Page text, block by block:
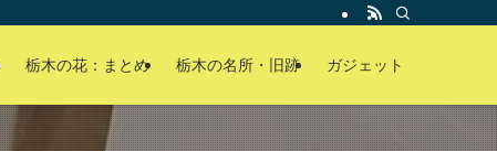
栃木の花：まとめ 栃木の名所・旧跡 ガジェット